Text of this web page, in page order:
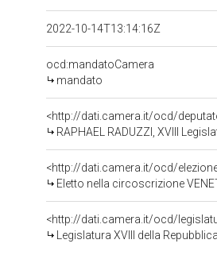
2022-10-14T13:14:16Z
ocd:mandatoCamera
mandato
<http://dati.camera.it/ocd/
RAPHAEL RADUZZI, XVIII
<http://dati.camera.it/ocd/
Eletto nella circoscrizione
<http://dati.camera.it/ocd/
Legislatura XVIII della